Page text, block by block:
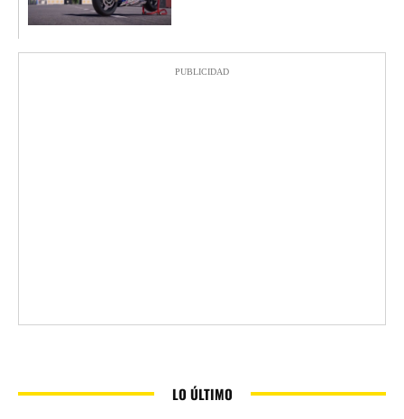
PUBLICIDAD
LO ÚLTIMO